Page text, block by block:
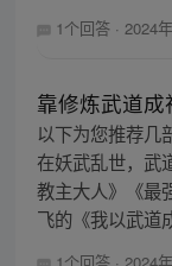
1个回答 · 2024
靠修炼武道成
以下为您推荐几
在妖武乱世，武
教主大人》《最
飞的《我以武道